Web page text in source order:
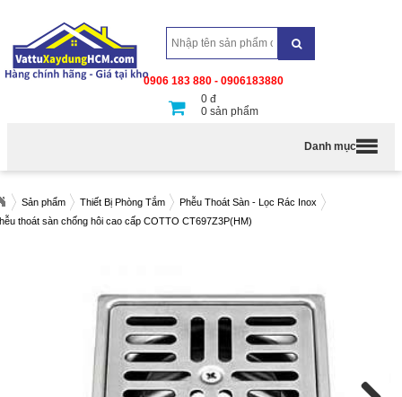
0906 183 880 - 0906183880
0 đ
0 sản phẩm
Danh mục
Sản phẩm Thiết Bị Phòng Tắm
Phễu Thoát Sàn - Lọc Rác Inox
thoát sàn chống hôi cao cấp COTTO CT697Z3P(HM)